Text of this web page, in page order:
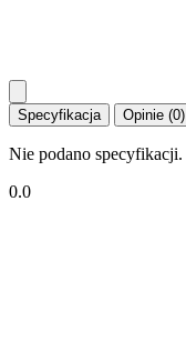
Specyfikacja Opinie (0)
Nie podano specyfikacji.
0.0